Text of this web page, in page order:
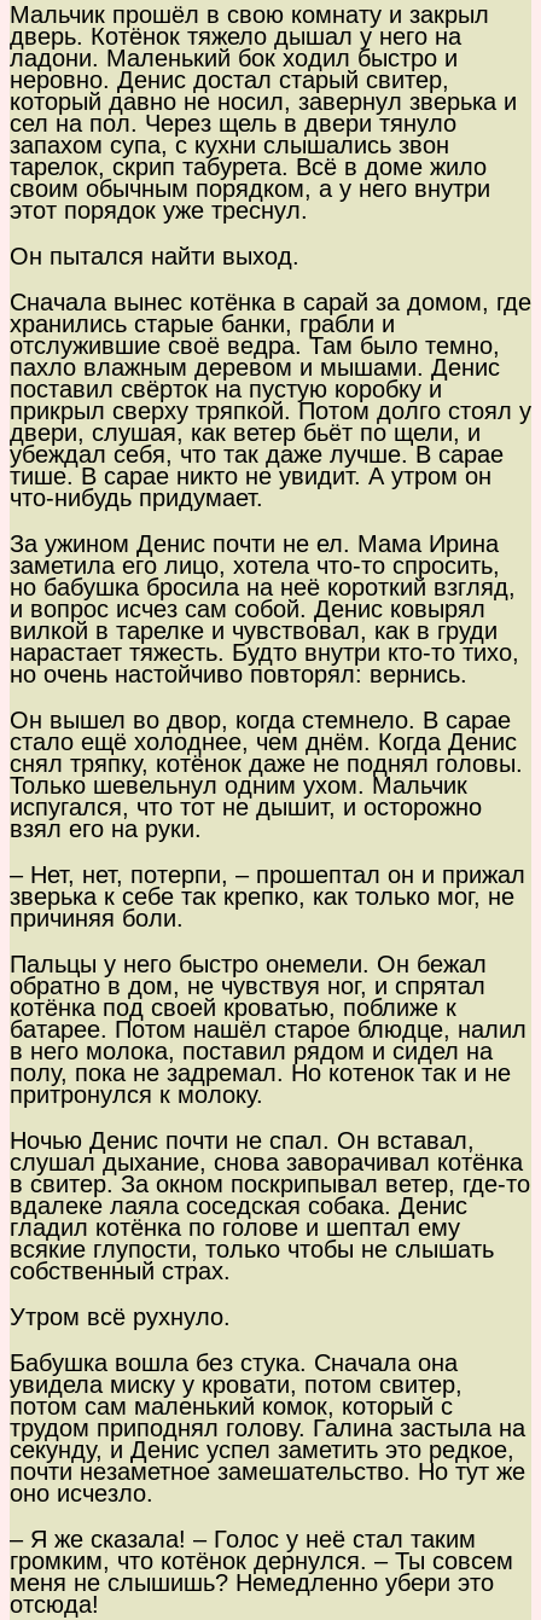
Мальчик прошёл в свою комнату и закрыл
дверь. Котёнок тяжело дышал у него на
ладони. Маленький бок ходил быстро и
неровно. Денис достал старый свитер,
который давно не носил, завернул зверька и
сел на пол. Через щель в двери тянуло
запахом супа, с кухни слышались звон
тарелок, скрип табурета. Всё в доме жило
своим обычным порядком, а у него внутри
этот порядок уже треснул.
Он пытался найти выход.
Сначала вынес котёнка в сарай за домом, где
хранились старые банки, грабли и
отслужившие своё ведра. Там было темно,
пахло влажным деревом и мышами. Денис
поставил свёрток на пустую коробку и
прикрыл сверху тряпкой. Потом долго стоял у
двери, слушая, как ветер бьёт по щели, и
убеждал себя, что так даже лучше. В сарае
тише. В сарае никто не увидит. А утром он
что-нибудь придумает.
За ужином Денис почти не ел. Мама Ирина
заметила его лицо, хотела что-то спросить,
но бабушка бросила на неё короткий взгляд,
и вопрос исчез сам собой. Денис ковырял
вилкой в тарелке и чувствовал, как в груди
нарастает тяжесть. Будто внутри кто-то тихо,
но очень настойчиво повторял: вернись.
Он вышел во двор, когда стемнело. В сарае
стало ещё холоднее, чем днём. Когда Денис
снял тряпку, котёнок даже не поднял головы.
Только шевельнул одним ухом. Мальчик
испугался, что тот не дышит, и осторожно
взял его на руки.
– Нет, нет, потерпи, – прошептал он и прижал
зверька к себе так крепко, как только мог, не
причиняя боли.
Пальцы у него быстро онемели. Он бежал
обратно в дом, не чувствуя ног, и спрятал
котёнка под своей кроватью, поближе к
батарее. Потом нашёл старое блюдце, налил
в него молока, поставил рядом и сидел на
полу, пока не задремал. Но котенок так и не
притронулся к молоку.
Ночью Денис почти не спал. Он вставал,
слушал дыхание, снова заворачивал котёнка
в свитер. За окном поскрипывал ветер, где-то
вдалеке лаяла соседская собака. Денис
гладил котёнка по голове и шептал ему
всякие глупости, только чтобы не слышать
собственный страх.
Утром всё рухнуло.
Бабушка вошла без стука. Сначала она
увидела миску у кровати, потом свитер,
потом сам маленький комок, который с
трудом приподнял голову. Галина застыла на
секунду, и Денис успел заметить это редкое,
почти незаметное замешательство. Но тут же
оно исчезло.
– Я же сказала! – Голос у неё стал таким
громким, что котёнок дернулся. – Ты совсем
меня не слышишь? Немедленно убери это
отсюда!